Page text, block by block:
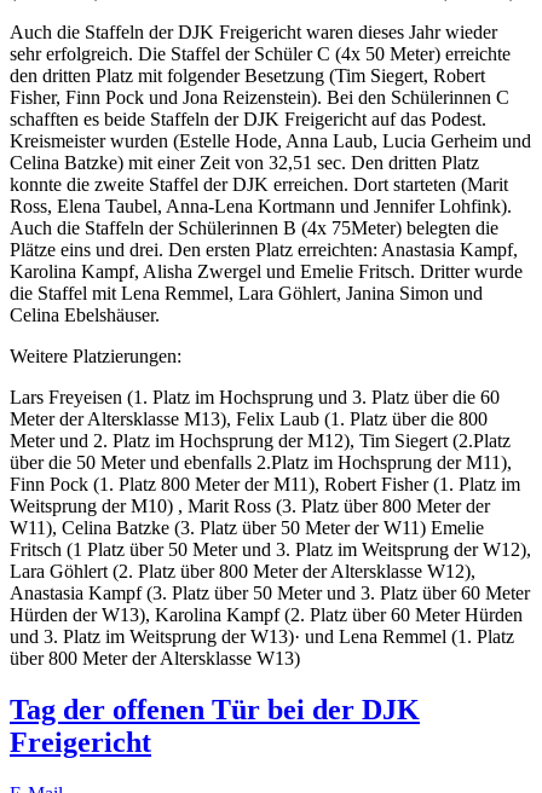
Auch die Staffeln der DJK Freigericht waren dieses Jahr wieder
sehr erfolgreich. Die Staffel der Schüler C (4x 50 Meter) erreichte
den dritten Platz mit folgender Besetzung (Tim Siegert, Robert
Fisher, Finn Pock und Jona Reizenstein). Bei den Schülerinnen C
schafften es beide Staffeln der DJK Freigericht auf das Podest.
Kreismeister wurden (Estelle Hode, Anna Laub, Lucia Gerheim und
Celina Batzke) mit einer Zeit von 32,51 sec. Den dritten Platz
konnte die zweite Staffel der DJK erreichen. Dort starteten (Marit
Ross, Elena Taubel, Anna-Lena Kortmann und Jennifer Lohfink).
Auch die Staffeln der Schülerinnen B (4x 75Meter) belegten die
Plätze eins und drei. Den ersten Platz erreichten: Anastasia Kampf,
Karolina Kampf, Alisha Zwergel und Emelie Fritsch. Dritter wurde
die Staffel mit Lena Remmel, Lara Göhlert, Janina Simon und
Celina Ebelshäuser.
Weitere Platzierungen:
Lars Freyeisen (1. Platz im Hochsprung und 3. Platz über die 60
Meter der Altersklasse M13), Felix Laub (1. Platz über die 800
Meter und 2. Platz im Hochsprung der M12), Tim Siegert (2.Platz
über die 50 Meter und ebenfalls 2.Platz im Hochsprung der M11),
Finn Pock (1. Platz 800 Meter der M11), Robert Fisher (1. Platz im
Weitsprung der M10) , Marit Ross (3. Platz über 800 Meter der
W11), Celina Batzke (3. Platz über 50 Meter der W11) Emelie
Fritsch (1 Platz über 50 Meter und 3. Platz im Weitsprung der W12),
Lara Göhlert (2. Platz über 800 Meter der Altersklasse W12),
Anastasia Kampf (3. Platz über 50 Meter und 3. Platz über 60 Meter
Hürden der W13), Karolina Kampf (2. Platz über 60 Meter Hürden
und 3. Platz im Weitsprung der W13)· und Lena Remmel (1. Platz
über 800 Meter der Altersklasse W13)
Tag der offenen Tür bei der DJK
Freigericht